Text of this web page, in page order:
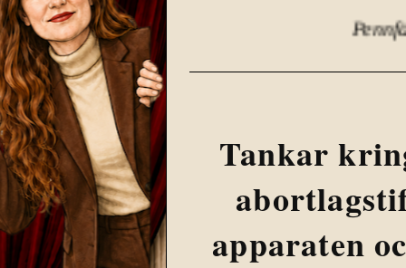
Tankar
apparaten